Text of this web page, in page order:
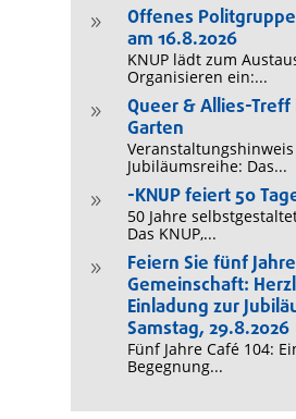
9
Offenes
am 16.8.2026
KNUP lädt zum
Organisieren ein:...
9
Queer & Allies-Treff
Garten
Jubiläumsreihe: Das...
9 -KNUP feiert 50
50 Jahre
Das KNUP,...
9
Feiern Sie fünf Jahre
Gemeinschaft:
Einladung zur
Samstag, 29.8.2026
Fünf Jahre Café 104:
Begegnung...